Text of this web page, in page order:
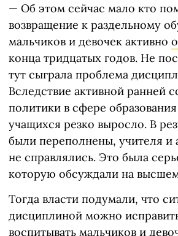
— Об этом сейчас мало кто
возвращение к раздельному
мальчиков и девочек активно
конца тридцатых годов. Не
тут сыграла проблема
Вследствие активной ранней
политики в сфере
учащихся резко выросло. В
были переполнены, учителя и
не справлялись. Это была
которую обсуждали на
Тогда власти подумали, что
дисциплиной можно
воспитывать мальчиков и